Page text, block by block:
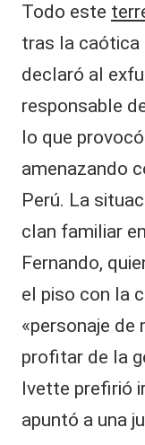
Todo este
tras la caótica
declaró al
responsable
lo que
amenazando
Perú. La
clan familiar
Fernando,
el piso con la
«personaje de
profitar de la
Ivette prefirió
apuntó a una